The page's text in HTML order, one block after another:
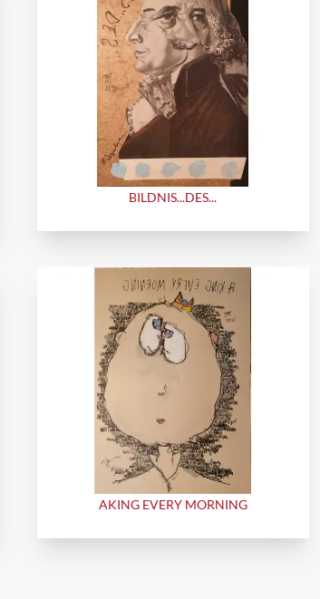
BILDNIS...DES...
AKING EVERY MORNING